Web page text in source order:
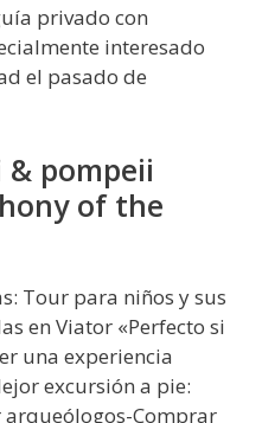
privado con
interesado
el pasado de
& pompeii
of the
Tour para niños y sus
en Viator «Perfecto si
una experiencia
excursión a pie:
Comprar